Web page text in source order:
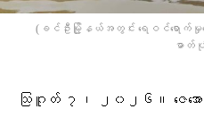
(ခင်ဦးမြို့နယ်အတွင်း ရေဝင်ရောက်မှုကြေ
ဓာတ်
သြဂူတ် ၇၊ ၂၀၂၆။ ဇေအောင်/